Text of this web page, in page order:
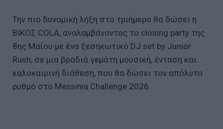
Την πιο δυναμική λήξη στο τριήμερο θα δώσει η
ΒΙΚΟΣ COLA, αναλαμβάνοντας το closing party της
8ης Μαΐου με ένα ξεσηκωτικό DJ set by Junior
Rush, σε μια βραδιά γεμάτη μουσική, ένταση και
καλοκαιρινή διάθεση, που θα δώσει τον απόλυτο
ρυθμό στο Messinia Challenge 2026.